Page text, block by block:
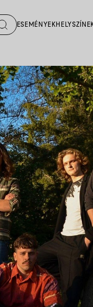
ESEMÉNYEK